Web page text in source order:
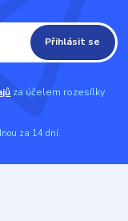
Přihlásit se
za účelem rozesílky
za 14 dní.